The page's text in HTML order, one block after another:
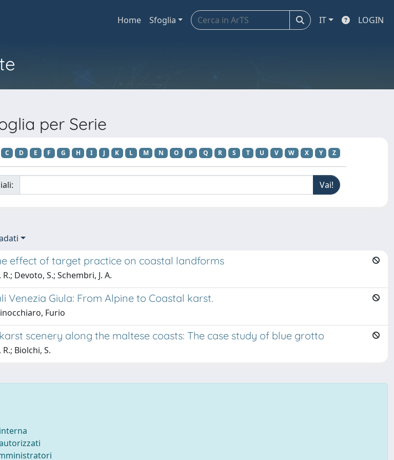
Home Sfoglia IT LOGIN
per Serie
C D E F G H I J K L M N O P Q R S T U V W X Y Z
effect of target practice on coastal landforms
Devoto, S.; Schembri, J. A.
Venezia Giula: From Alpine to Coastal karst.
Furio
scenery along the maltese coasts: The case study of blue grotto
Biolchi, S.